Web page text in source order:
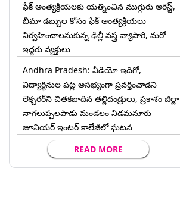
ఫేక్ అంత్యక్రియలకు యత్నించిన ముగ్గురు అరెస్ట్,
బీమా డబ్బుల కోసం ఫేక్ అంత్యక్రియలు
నిర్వహించాలనుకున్న ఢిల్లీ వస్త్ర వ్యాపారి, మరో
ఇద్దరు వ్యక్తులు
Andhra Pradesh: వీడియో ఇదిగో,
విద్యార్థినుల పట్ల అసభ్యంగా ప్రవర్తించాడని
లెక్చ‌ర‌ర్‌ని చిత‌క‌బాదిన త‌ల్లిదండ్రులు, ప్రకాశం జిల్లా
నాగలుప్పలపాడు మండలం నిడమనూరు
జూనియర్ ఇంటర్ కాలేజీలో ఘటన
READ MORE